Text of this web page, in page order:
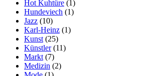
Hot Kuhtüre (1)
Hundeviech (1)
Jazz (10)
Karl-Heinz (1)
Kunst (25)
Künstler(11)
Markt (7)
Medizin (2)